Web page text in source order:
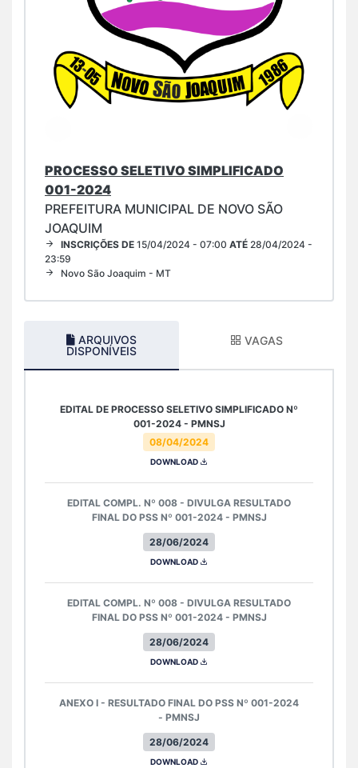
PROCESSO SELETIVO SIMPLIFICADO
001-2024
PREFEITURA MUNICIPAL DE NOVO SÃO
JOAQUIM
INSCRIÇÕES DE 15/04/2024 - 07:00 ATÉ 28/04/2024 -
23:59
Novo São Joaquim - MT
ARQUIVOS
DISPONÍVEIS
VAGAS
08/04/2024
EDITAL DE PROCESSO SELETIVO SIMPLIFICADO Nº
001-2024 - PMNSJ
DOWNLOAD
28/06/2024
EDITAL COMPL. Nº 008 - DIVULGA RESULTADO
FINAL DO PSS Nº 001-2024 - PMNSJ
DOWNLOAD
28/06/2024
EDITAL COMPL. Nº 008 - DIVULGA RESULTADO
FINAL DO PSS Nº 001-2024 - PMNSJ
DOWNLOAD
28/06/2024
ANEXO I - RESULTADO FINAL DO PSS Nº 001-2024
- PMNSJ
DOWNLOAD